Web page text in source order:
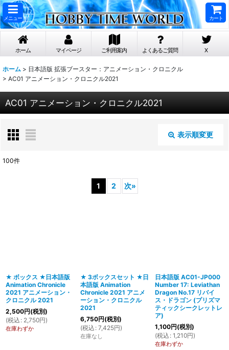
メニュー カート
ホーム マイページ ご利用案内 よくあるご質問 X
ホーム > 日本語版 拡張ブースター：アニメーション・クロニクル
> AC01 アニメーション・クロニクル2021
AC01 アニメーション・クロニクル2021
表示順変更
100件
1 2 次»
★ ボックス ★日本語版
Animation Chronicle
2021 アニメーション・
クロニクル 2021
2,500円(税別)
(税込 : 2,750円)
在庫わずか
★ 3ボックスセット ★日
本語版 Animation
Chronicle 2021 アニメ
ーション・クロニクル
2021
6,750円(税別)
(税込 : 7,425円)
在庫なし
日本語版 AC01-JP000
Number 17: Leviathan
Dragon No.17 リバイ
ス・ドラゴン (プリズマ
ティックシークレットレ
ア)
1,100円(税別)
(税込 : 1,210円)
在庫わずか